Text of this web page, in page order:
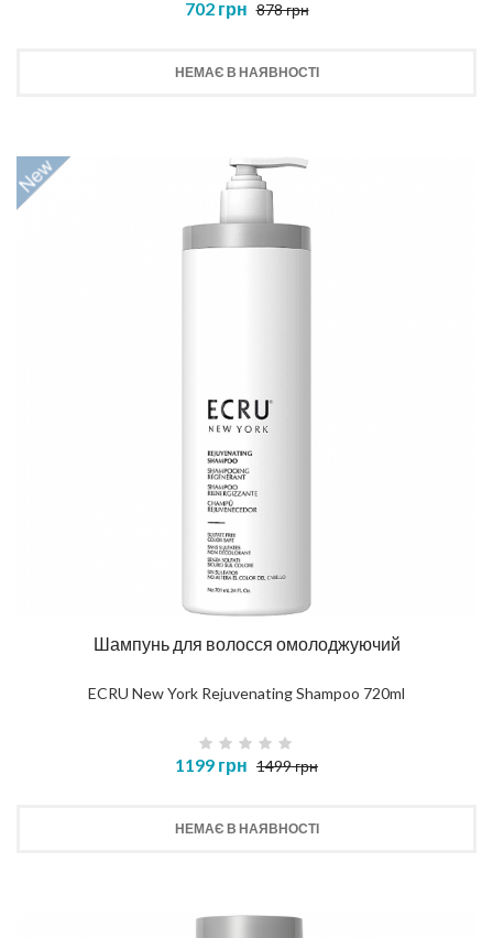
702 грн 878 грн
НЕМАЄ В НАЯВНОСТІ
Шампунь для волосся омолоджуючий
ECRU New York Rejuvenating Shampoo 720ml
1199 грн 1499 грн
НЕМАЄ В НАЯВНОСТІ